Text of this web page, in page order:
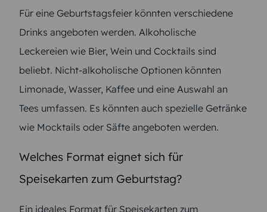
Für eine Geburtstagsfeier könnten verschiedene
Drinks angeboten werden. Alkoholische
Leckereien wie Bier, Wein und Cocktails sind
beliebt. Nicht-alkoholische Optionen könnten
Limonade, Wasser, Kaffee und eine Auswahl an
Tees umfassen. Es könnten auch spezielle Getränke
wie Mocktails oder Säfte angeboten werden.
Welches Format eignet sich für
Speisekarten zum Geburtstag?
Ein ideales Format für Speisekarten zum